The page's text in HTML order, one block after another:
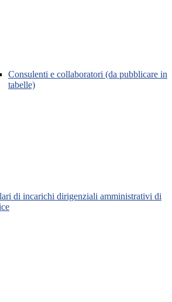
Consulenti e collaboratori (da pubblicare in
tabelle)
di incarichi dirigenziali amministrativi di